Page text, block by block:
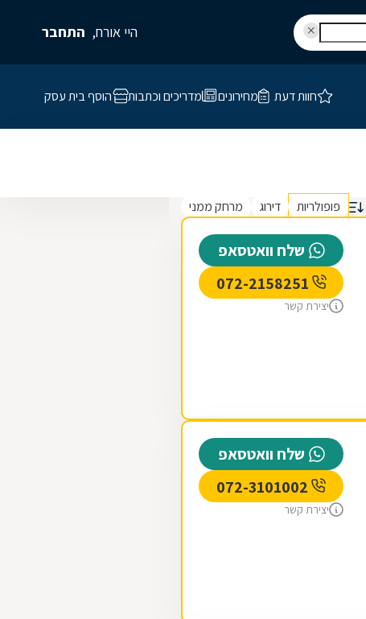
היי אורח, התחבר
חוות דעת מחירונים מדריכים וכתבות הוסף בית עסק
פופולריות דירוג מרחק ממני
שלח וואטסאפ
יצירת קשר
שלח וואטסאפ
יצירת קשר